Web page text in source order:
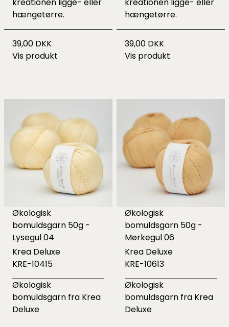
hængetørre.
39,00 DKK
Vis produkt
hængetørre.
39,00 DKK
Vis produkt
Økologisk
bomuldsgarn 50g -
Lysegul 04
Krea Deluxe
KRE-10415
Økologisk
bomuldsgarn fra Krea
Deluxe
Økologisk
bomuldsgarn 50g -
Mørkegul 06
Krea Deluxe
KRE-10613
Økologisk
bomuldsgarn fra Krea
Deluxe